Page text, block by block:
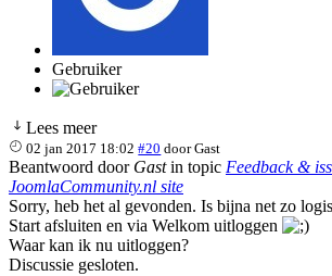
Gebruiker
Lees meer
02 jan 2017 18:02 #20 doorGast
Beantwoord door Gastin topic Feedback &
JoomlaCommunity.nl site
Sorry, heb het al gevonden. Is bijna net zo
Start afsluiten en via Welkom uitloggen
Waar kan ik nu uitloggen?
Discussie gesloten.